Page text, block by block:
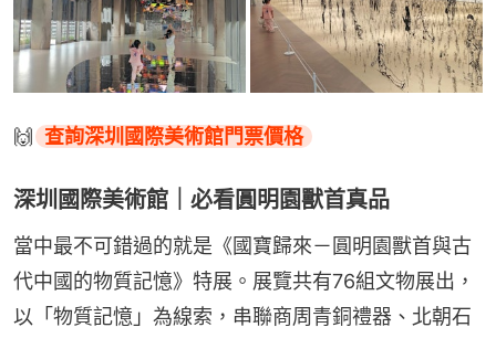
🙌 查詢深圳國際美術館門票價格
深圳國際美術館｜必看圓明園獸首真品
當中最不可錯過的就是《國寶歸來－圓明園獸首與古
代中國的物質記憶》特展。展覽共有76組文物展出，
以「物質記憶」為線索，串聯商周青銅禮器、北朝石